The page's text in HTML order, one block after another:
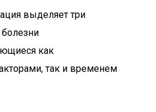
выделяет три
как
так и временем